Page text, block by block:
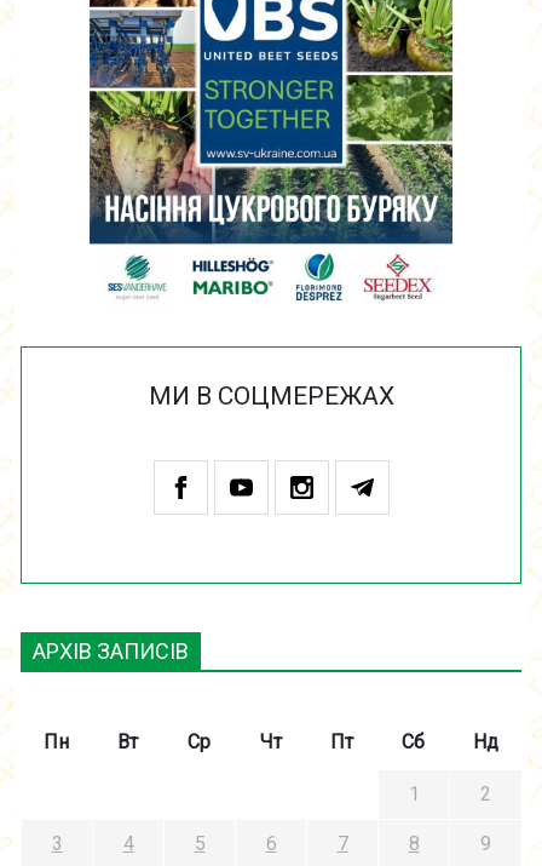
МИ В СОЦМЕРЕЖАХ
АРХІВ ЗАПИСІВ
Пн Вт Ср Чт Пт Сб Нд
1 2
3 4 5 6 7 8 9